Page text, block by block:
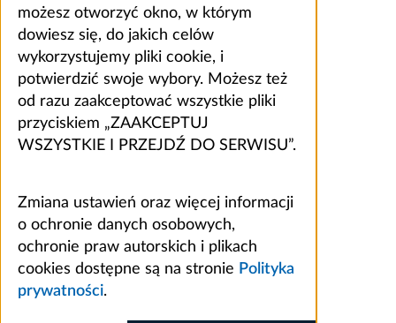
możesz otworzyć okno, w którym
dowiesz się, do jakich celów
wykorzystujemy pliki cookie, i
potwierdzić swoje wybory. Możesz też
od razu zaakceptować wszystkie pliki
przyciskiem „ZAAKCEPTUJ
WSZYSTKIE I PRZEJDŹ DO SERWISU”.
Zmiana ustawień oraz więcej informacji
o ochronie danych osobowych,
ochronie praw autorskich i plikach
cookies dostępne są na stronie Polityka
prywatności.